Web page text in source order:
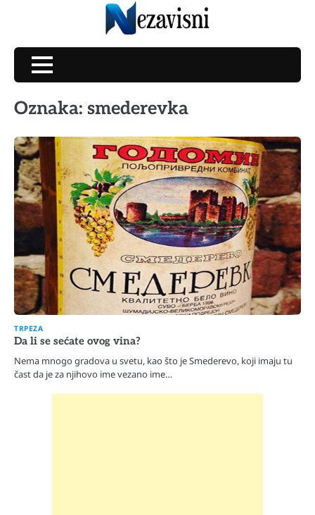
Oznaka: smederevka
TRPEZA
Da li se sećate ovog vina?
Nema mnogo gradova u svetu, kao što je Smederevo, koji imaju tu
čast da je za njihovo ime vezano ime…